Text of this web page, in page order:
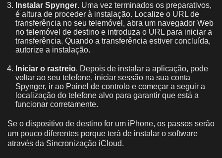
Instalar Spynger. Uma vez terminados os preparativos,
é altura de proceder à instalação. Localize o URL de
transferência no seu telemóvel, abra um navegador Web
no telemóvel de destino e introduza o URL para iniciar a
transferência. Quando a transferência estiver concluída,
autorize a instalação.
Iniciar o rastreio. Depois de instalar a aplicação, pode
voltar ao seu telefone, iniciar sessão na sua conta
Spynger, ir ao Painel de controlo e começar a seguir a
localização do telefone alvo para garantir que está a
funcionar corretamente.
Se o dispositivo de destino for um iPhone, os passos serão
um pouco diferentes porque terá de instalar o software
através da Sincronização iCloud.